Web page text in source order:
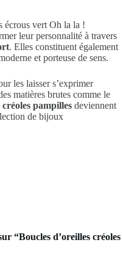
écrous vert Oh la la !
leur personnalité à travers
. Elles constituent également
et porteuse de sens.
les laisser s’exprimer
matières brutes comme le
créoles pampilles deviennent
de bijoux
“Boucles d’oreilles créoles